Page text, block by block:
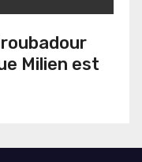
Milien est